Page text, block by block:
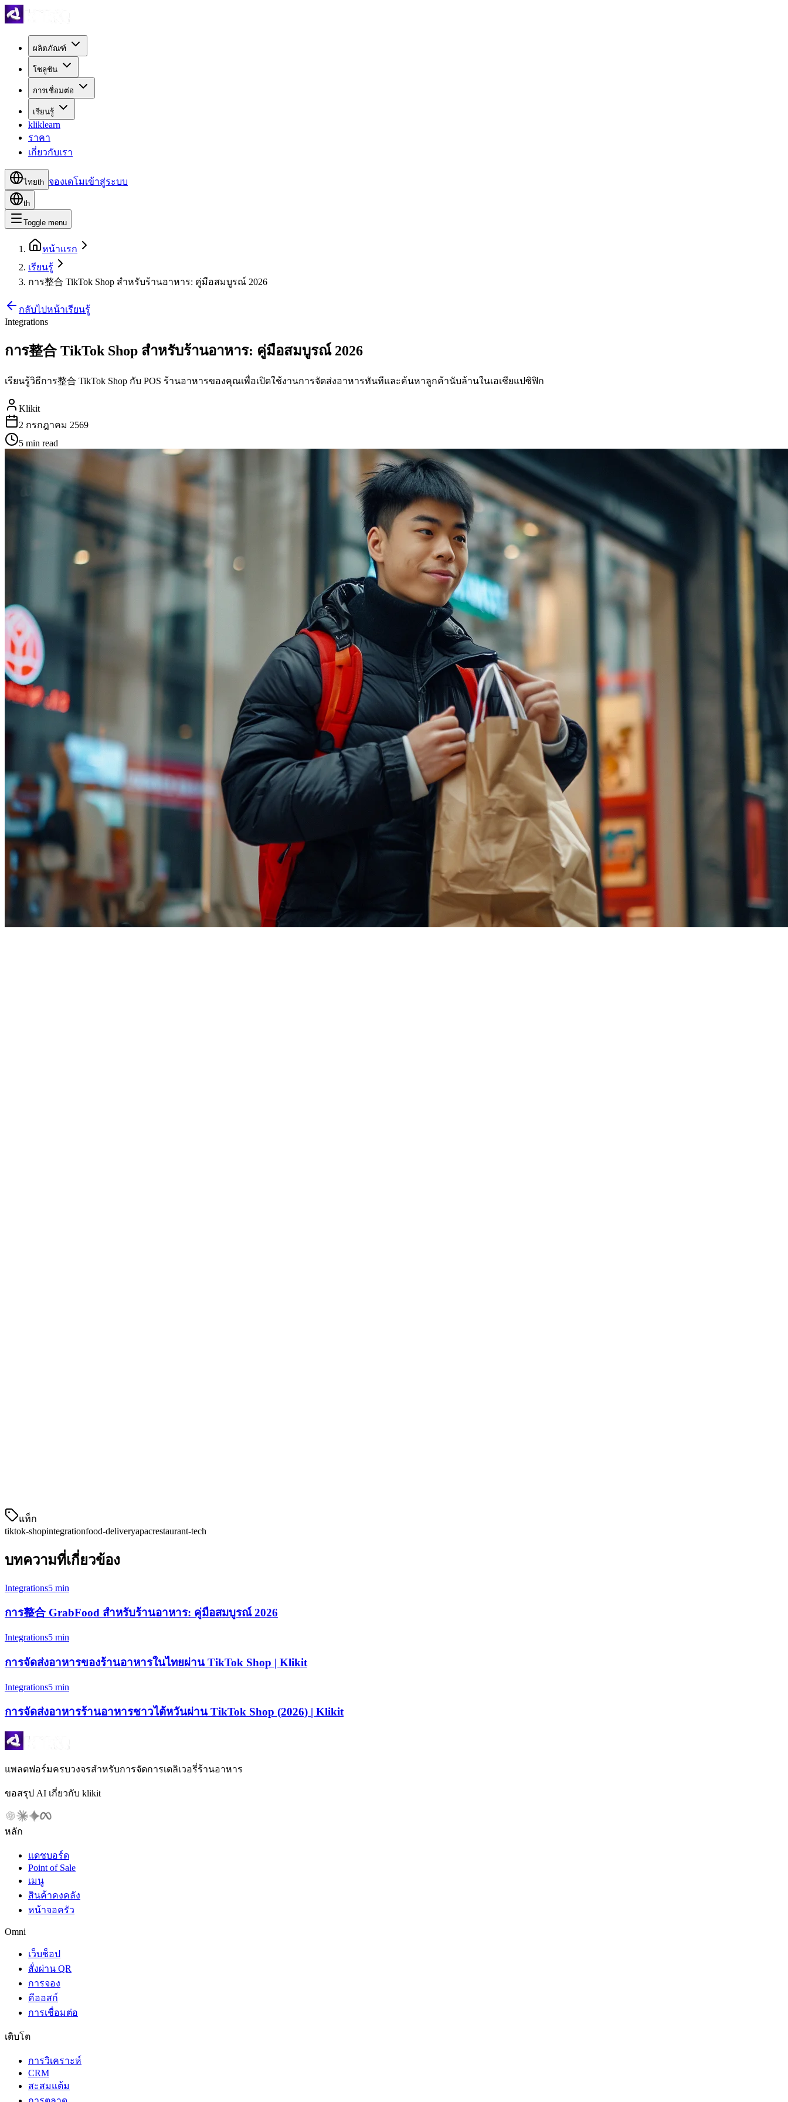
ผลิตภัณฑ์
โซลูชัน
การเชื่อมต่อ
เรียนรู้
kliklearn
ราคา
เกี่ยวกับเรา
ไทยth จองเดโมเข้าสู่ระบบ
th
Toggle menu
หน้าแรก
เรียนรู้
การ整合 TikTok Shop สำหรับร้านอาหาร: คู่มือสมบูรณ์ 2026
กลับไปหน้าเรียนรู้
Integrations
การ整合 TikTok Shop สำหรับร้านอาหาร: คู่มือสมบูรณ์ 2026
เรียนรู้วิธีการ整合 TikTok Shop กับ POS ร้านอาหารของคุณเพื่อเปิดใช้งานการจัดส่งอาหารทันทีและค้นหาลูกค้านับล้านในเอเชียแปซิฟิก
Klikit
2 กรกฎาคม 2569
5 min read
แท็ก
tiktok-shopintegrationfood-deliveryapacrestaurant-tech
บทความที่เกี่ยวข้อง
Integrations5 min
การ整合 GrabFood สำหรับร้านอาหาร: คู่มือสมบูรณ์ 2026
Integrations5 min
การจัดส่งอาหารของร้านอาหารในไทยผ่าน TikTok Shop | Klikit
Integrations5 min
การจัดส่งอาหารร้านอาหารชาวไต้หวันผ่าน TikTok Shop (2026) | Klikit
แพลตฟอร์มครบวงจรสำหรับการจัดการเดลิเวอรี่ร้านอาหาร
ขอสรุป AI เกี่ยวกับ klikit
หลัก
แดชบอร์ด
Point of Sale
เมนู
สินค้าคงคลัง
หน้าจอครัว
Omni
เว็บช็อป
สั่งผ่าน QR
การจอง
คีออสก์
การเชื่อมต่อ
เติบโต
การวิเคราะห์
CRM
สะสมแต้ม